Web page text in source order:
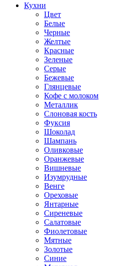
Кухни
Цвет
Белые
Черные
Желтые
Красные
Зеленые
Серые
Бежевые
Глянцевые
Кофе с молоком
Металлик
Слоновая кость
Фуксия
Шоколад
Шампань
Оливковые
Оранжевые
Вишневые
Изумрудные
Венге
Ореховые
Янтарные
Сиреневые
Салатовые
Фиолетовые
Мятные
Золотые
Синие